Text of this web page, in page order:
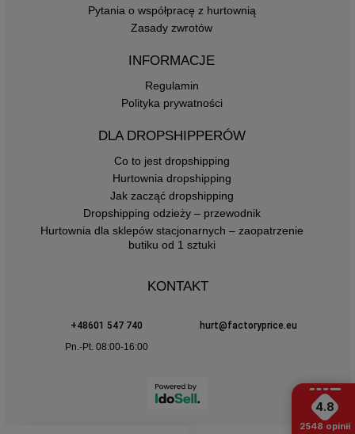
Pytania o współpracę z hurtownią
Zasady zwrotów
INFORMACJE
Regulamin
Polityka prywatności
DLA DROPSHIPPERÓW
Co to jest dropshipping
Hurtownia dropshipping
Jak zacząć dropshipping
Dropshipping odzieży – przewodnik
Hurtownia dla sklepów stacjonarnych – zaopatrzenie
butiku od 1 sztuki
KONTAKT
+48601 547 740
hurt@factoryprice.eu
Pn.-Pt. 08:00-16:00
4.8
2548 opinii